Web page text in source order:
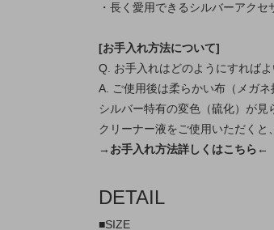
・長く愛用できるシルバーアク
[お手入れ方法について]
Q. お手入れはどのようにすればよ
A. ご使用後は柔らかい布（メガ
シルバー特有の変色（硫化）が
クリーナー液をご使用いただくと
→お手入れ方法詳しくはこちら←
DETAIL
■SIZE